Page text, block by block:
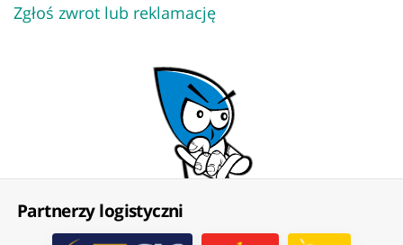
Zgłoś zwrot lub reklamację
Partnerzy logistyczni